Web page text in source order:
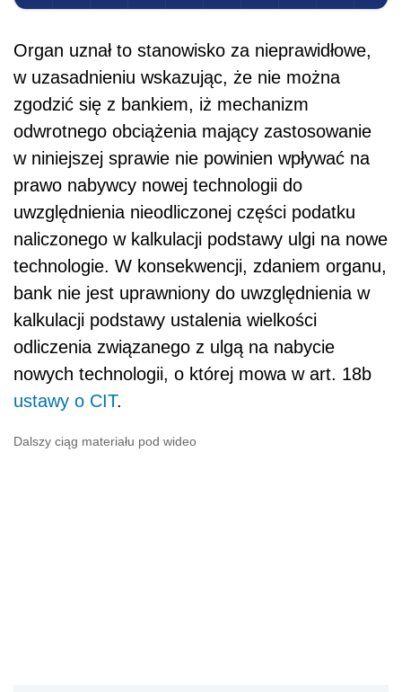
Organ uznał to stanowisko za nieprawidłowe,
w uzasadnieniu wskazując, że nie można
zgodzić się z bankiem, iż mechanizm
odwrotnego obciążenia mający zastosowanie
w niniejszej sprawie nie powinien wpływać na
prawo nabywcy nowej technologii do
uwzględnienia nieodliczonej części podatku
naliczonego w kalkulacji podstawy ulgi na nowe
technologie. W konsekwencji, zdaniem organu,
bank nie jest uprawniony do uwzględnienia w
kalkulacji podstawy ustalenia wielkości
odliczenia związanego z ulgą na nabycie
nowych technologii, o której mowa w art. 18b
ustawy o CIT.
Dalszy ciąg materiału pod wideo